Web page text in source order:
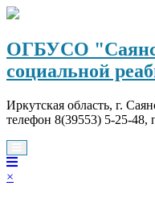
Перейти
содержимому
ОГБУСО
социальной
Иркутская область, г.
телефон 8(39553) 5-25-48,
×